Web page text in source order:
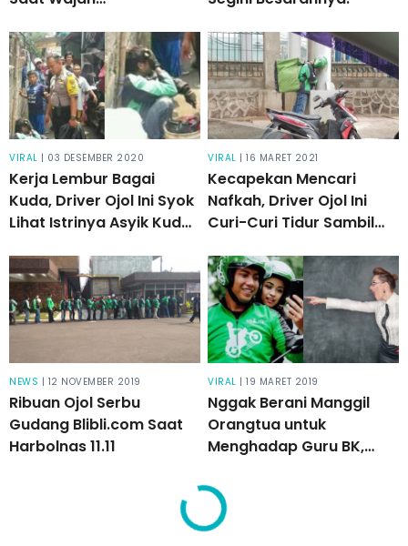
Dirinya
VIRAL | 03 DESEMBER 2020
Kerja Lembur Bagai
Kuda, Driver Ojol Ini Syok
Lihat Istrinya Asyik Kuda-
VIRAL | 16 MARET 2021
Kecapekan Mencari
Nafkah, Driver Ojol Ini
Curi-Curi Tidur Sambil
NEWS | 12 NOVEMBER 2019
Ribuan Ojol Serbu
Gudang Blibli.com Saat
Harbolnas 11.11
VIRAL | 19 MARET 2019
Nggak Berani Manggil
Orangtua untuk
Menghadap Guru BK,
Ojol Pura-Pura jadi
Ayahnya